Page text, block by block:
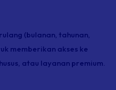
(bulanan, tahunan,
memberikan akses ke
atau layanan premium.